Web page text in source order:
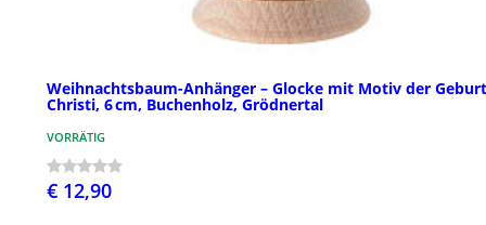
Weihnachtsbaum-Anhänger – Glocke mit Motiv der Geburt
Christi, 6 cm, Buchenholz, Grödnertal
VORRÄTIG
€ 12,90